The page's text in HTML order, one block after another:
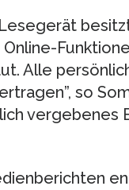
Alle
so
vergebenes